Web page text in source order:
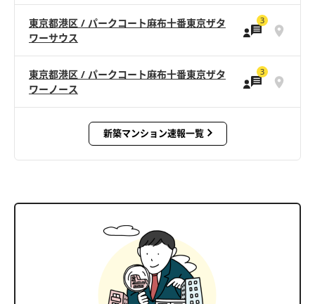
東京都港区 / パークコート麻布十番東京ザタ
ワーサウス
3
東京都港区 / パークコート麻布十番東京ザタ
ワーノース
3
新築マンション速報一覧